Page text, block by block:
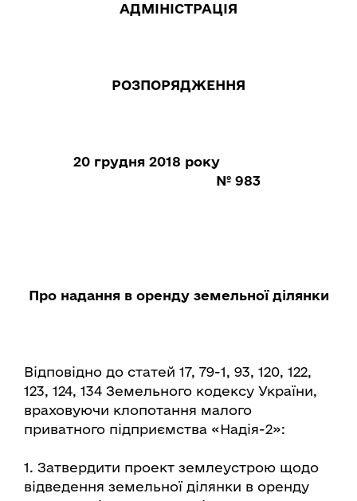
АДМІНІСТРАЦІЯ
РОЗПОРЯДЖЕННЯ
20 грудня 2018 року
№ 983
Про надання в оренду земельної ділянки
Відповідно до статей 17, 79-1, 93, 120, 122,
123, 124, 134 Земельного кодексу України,
враховуючи клопотання малого
приватного підприємства «Надія-2»:
1. Затвердити проект землеустрою щодо
відведення земельної ділянки в оренду